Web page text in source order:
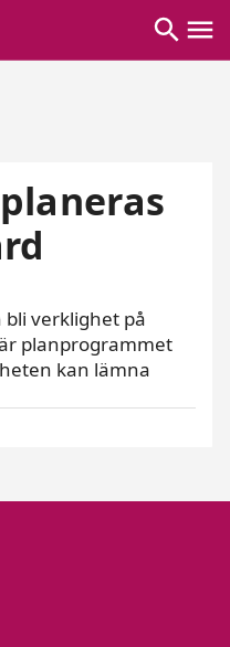
verklighet på
planprogrammet
kan lämna